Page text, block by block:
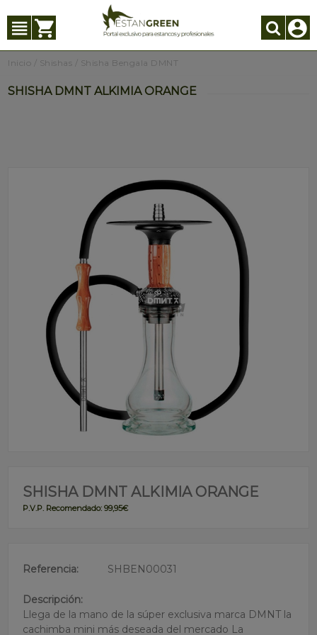
Inicio Shishas Shisha Bengala DMNT
SHISHA DMNT ALKIMIA ORANGE
SHISHA DMNT ALKIMIA ORANGE
P.V.P. Recomendado: 99,95€
Referencia: SHBEN00031
Descripción:
Llega de la mano de la súper exclusiva marca DMNT la
cachimba mini más deseada del mercado La